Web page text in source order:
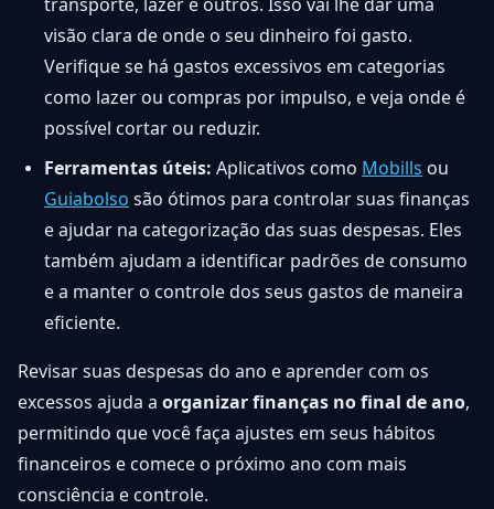
transporte, lazer e outros. Isso vai lhe dar uma
visão clara de onde o seu dinheiro foi gasto.
Verifique se há gastos excessivos em categorias
como lazer ou compras por impulso, e veja onde é
possível cortar ou reduzir.
Ferramentas úteis: Aplicativos como Mobills ou
Guiabolso são ótimos para controlar suas finanças
e ajudar na categorização das suas despesas. Eles
também ajudam a identificar padrões de consumo
e a manter o controle dos seus gastos de maneira
eficiente.
Revisar suas despesas do ano e aprender com os
excessos ajuda a organizar finanças no final de ano,
permitindo que você faça ajustes em seus hábitos
financeiros e comece o próximo ano com mais
consciência e controle.